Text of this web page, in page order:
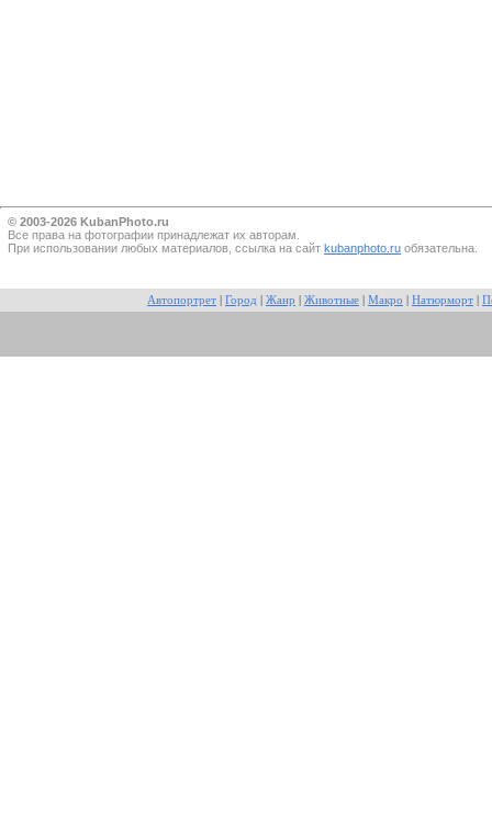
© 2003-2026 KubanPhoto.ru
Все прaва на фотографии принадлежат их авторам.
При использовании любых материалов, ссылка на сайт kubanphoto.ru обязательна.
Автопортрет Город Жанр Животные Макро Натюрморт